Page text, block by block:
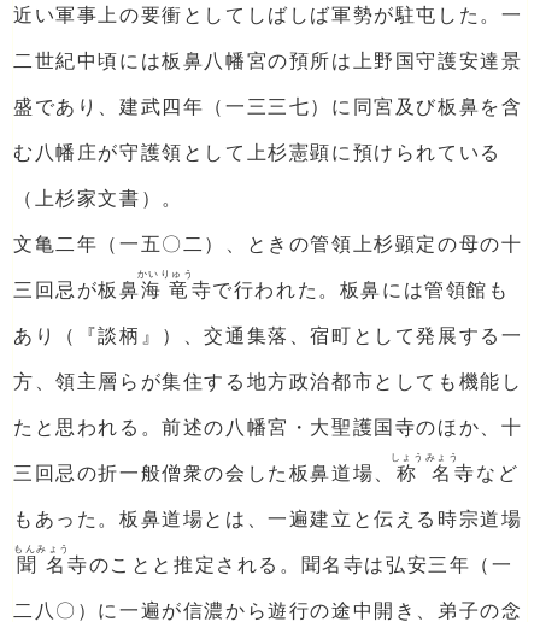
近い軍事上の要衝としてしばしば軍勢が駐屯した。一
二世紀中頃には板鼻八幡宮の預所は上野国守護安達景
盛であり、建武四年（一三三七）に同宮及び板鼻を含
む八幡庄が守護領として上杉憲顕に預けられている
（上杉家文書）。
文亀二年（一五〇二）、ときの管領上杉顕定の母の十
三回忌が板鼻海竜
かいりゅう
寺で行われた。板鼻には管領館も
あり（『談柄』）、交通集落、宿町として発展する一
方、領主層らが集住する地方政治都市としても機能し
たと思われる。前述の八幡宮・大聖護国寺のほか、十
三回忌の折一般僧衆の会した板鼻道場、 称名
しょうみょう
寺など
もあった。板鼻道場とは、一遍建立と伝える時宗道場
聞名
もんみょう
寺のことと推定される。聞名寺は弘安三年（一
二八〇）に一遍が信濃から遊行の途中開き、弟子の念